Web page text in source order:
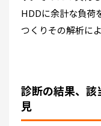
HDDに余計な負荷
つくりその解析に
診断の結果、
見